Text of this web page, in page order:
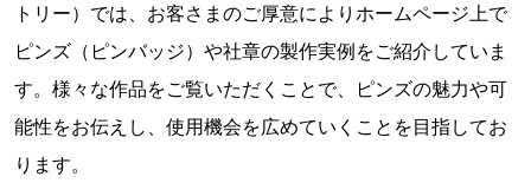
トリー）では、お客さまのご厚意によりホームページ上で
ピンズ（ピンバッジ）や社章の製作実例をご紹介していま
す。様々な作品をご覧いただくことで、ピンズの魅力や可
能性をお伝えし、使用機会を広めていくことを目指してお
ります。